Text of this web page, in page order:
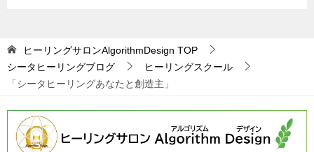
ヒーリングサロンAlgorithmDesign TOP
シータヒーリングブログ
ヒーリングスクール
「シータヒーリングあなたと創造主」